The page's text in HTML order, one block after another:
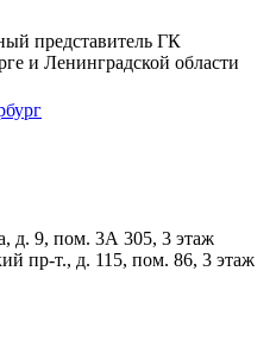
представитель ГК
и Ленинградской области
д. 9, пом. 3А 305, 3 этаж
пр-т., д. 115, пом. 86, 3 этаж